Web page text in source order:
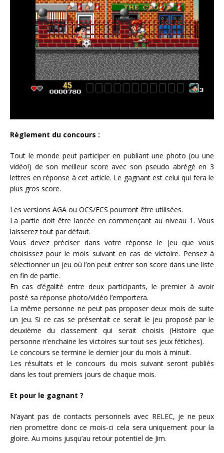
Règlement du concours :
Tout le monde peut participer en publiant une photo (ou une
vidéo!) de son meilleur score avec son pseudo abrégé en 3
lettres en réponse à cet article. Le gagnant est celui qui fera le
plus gros score.
Les versions AGA ou OCS/ECS pourront être utilisées.
La partie doit être lancée en commençant au niveau 1. Vous
laisserez tout par défaut.
Vous devez préciser dans votre réponse le jeu que vous
choisissez pour le mois suivant en cas de victoire. Pensez à
sélectionner un jeu où l’on peut entrer son score dans une liste
en fin de partie.
En cas d’égalité entre deux participants, le premier à avoir
posté sa réponse photo/vidéo l’emportera.
La même personne ne peut pas proposer deux mois de suite
un jeu. Si ce cas se présentait ce serait le jeu proposé par le
deuxième du classement qui serait choisis (Histoire que
personne n’enchaine les victoires sur tout ses jeux fétiches).
Le concours se termine le dernier jour du mois à minuit.
Les résultats et le concours du mois suivant seront publiés
dans les tout premiers jours de chaque mois.
Et pour le gagnant ?
N’ayant pas de contacts personnels avec RELEC, je ne peux
rien promettre donc ce mois-ci cela sera uniquement pour la
gloire. Au moins jusqu’au retour potentiel de Jim.